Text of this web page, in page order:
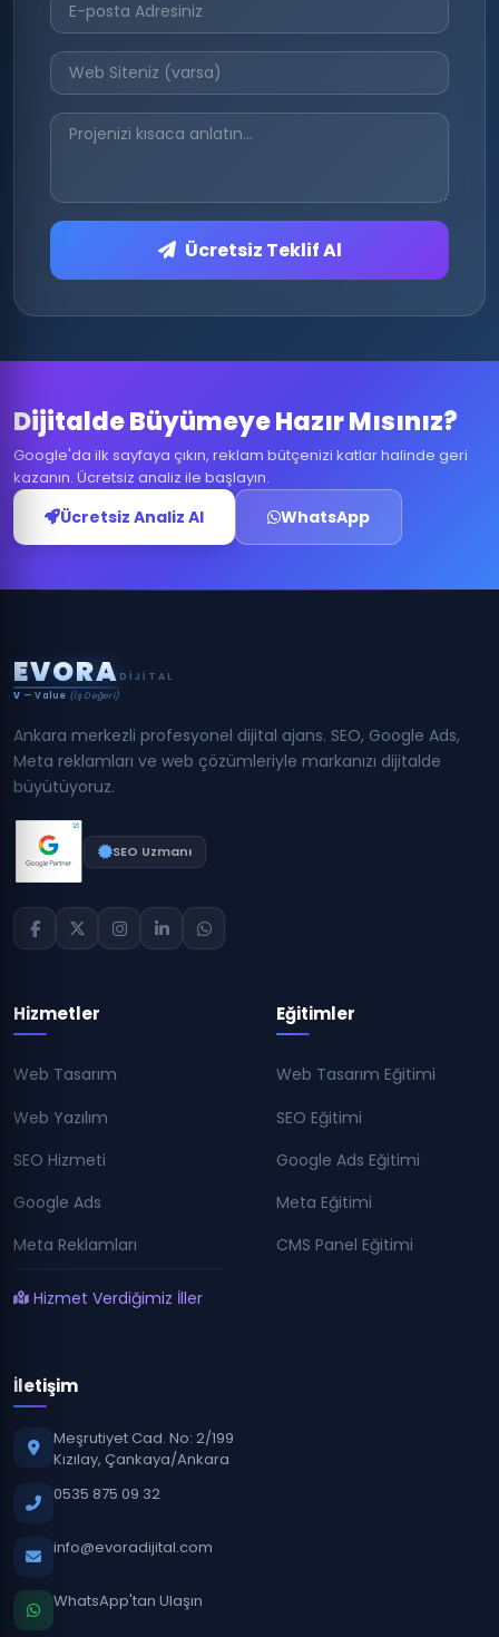
Ücretsiz Teklif Al
Dijitalde Büyümeye Hazır Mısınız?
Google'da ilk sayfaya çıkın, reklam bütçenizi katlar halinde geri
kazanın. Ücretsiz analiz ile başlayın.
Ücretsiz Analiz Al WhatsApp
EVORA DIJITAL
V — Value (İş Değeri)
Ankara merkezli profesyonel dijital ajans. SEO, Google Ads,
Meta reklamları ve web çözümleriyle markanızı dijitalde
büyütüyoruz.
SEO Uzmanı
Hizmetler
Web Tasarım
Web Yazılım
SEO Hizmeti
Google Ads
Meta Reklamları
Hizmet Verdiğimiz İller
Eğitimler
Web Tasarım Eğitimi
SEO Eğitimi
Google Ads Eğitimi
Meta Eğitimi
CMS Panel Eğitimi
İletişim
Meşrutiyet Cad. No: 2/199
Kızılay, Çankaya/Ankara
0535 875 09 32
info@evoradijital.com
WhatsApp'tan Ulaşın